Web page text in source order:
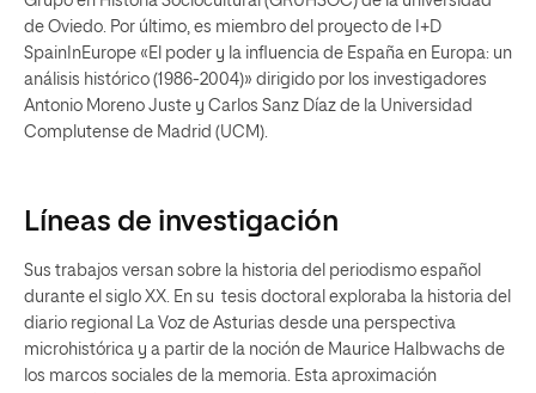
de Oviedo. Por último, es miembro del proyecto de I+D
SpainInEurope «El poder y la influencia de España en Europa: un
análisis histórico (1986-2004)» dirigido por los investigadores
Antonio Moreno Juste y Carlos Sanz Díaz de la Universidad
Complutense de Madrid (UCM).
Líneas de investigación
Sus trabajos versan sobre la historia del periodismo español
durante el siglo XX. En su tesis doctoral exploraba la historia del
diario regional La Voz de Asturias desde una perspectiva
microhistórica y a partir de la noción de Maurice Halbwachs de
los marcos sociales de la memoria. Esta aproximación